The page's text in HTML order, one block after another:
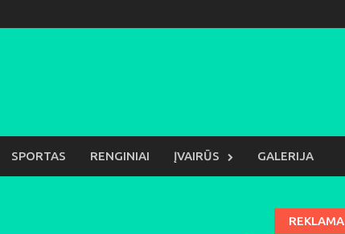
SPORTAS RENGINIAI ĮVAIRŪS GALERIJA
REKLAMA